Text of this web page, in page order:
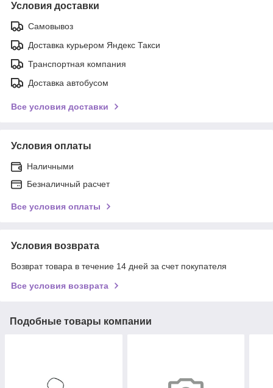
Условия доставки
Самовывоз
Доставка курьером Яндекс Такси
Транспортная компания
Доставка автобусом
Все условия доставки
Условия оплаты
Наличными
Безналичный расчет
Все условия оплаты
Условия возврата
Возврат товара в течение 14 дней за счет покупателя
Все условия возврата
Подобные товары компании